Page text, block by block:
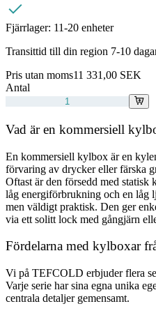
Fjärrlager: 11-20 enheter
Transittid till din region 7-10
Pris utan moms11 331,00 SEK
Antal
Vad är en kommersiell
En kommersiell kylbox är en
förvaring av drycker eller färska
Oftast är den försedd med
låg energiförbrukning och en låg
men väldigt praktisk. Den ger
via ett solitt lock med gångjärn
Fördelarna med kylboxar
Vi på TEFCOLD erbjuder flera
Varje serie har sina egna unika
centrala detaljer gemensamt.